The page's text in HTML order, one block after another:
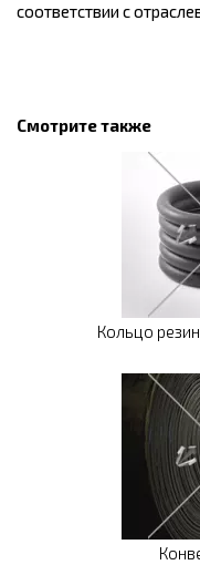
соответствии с
Смотрите также
Кольцо